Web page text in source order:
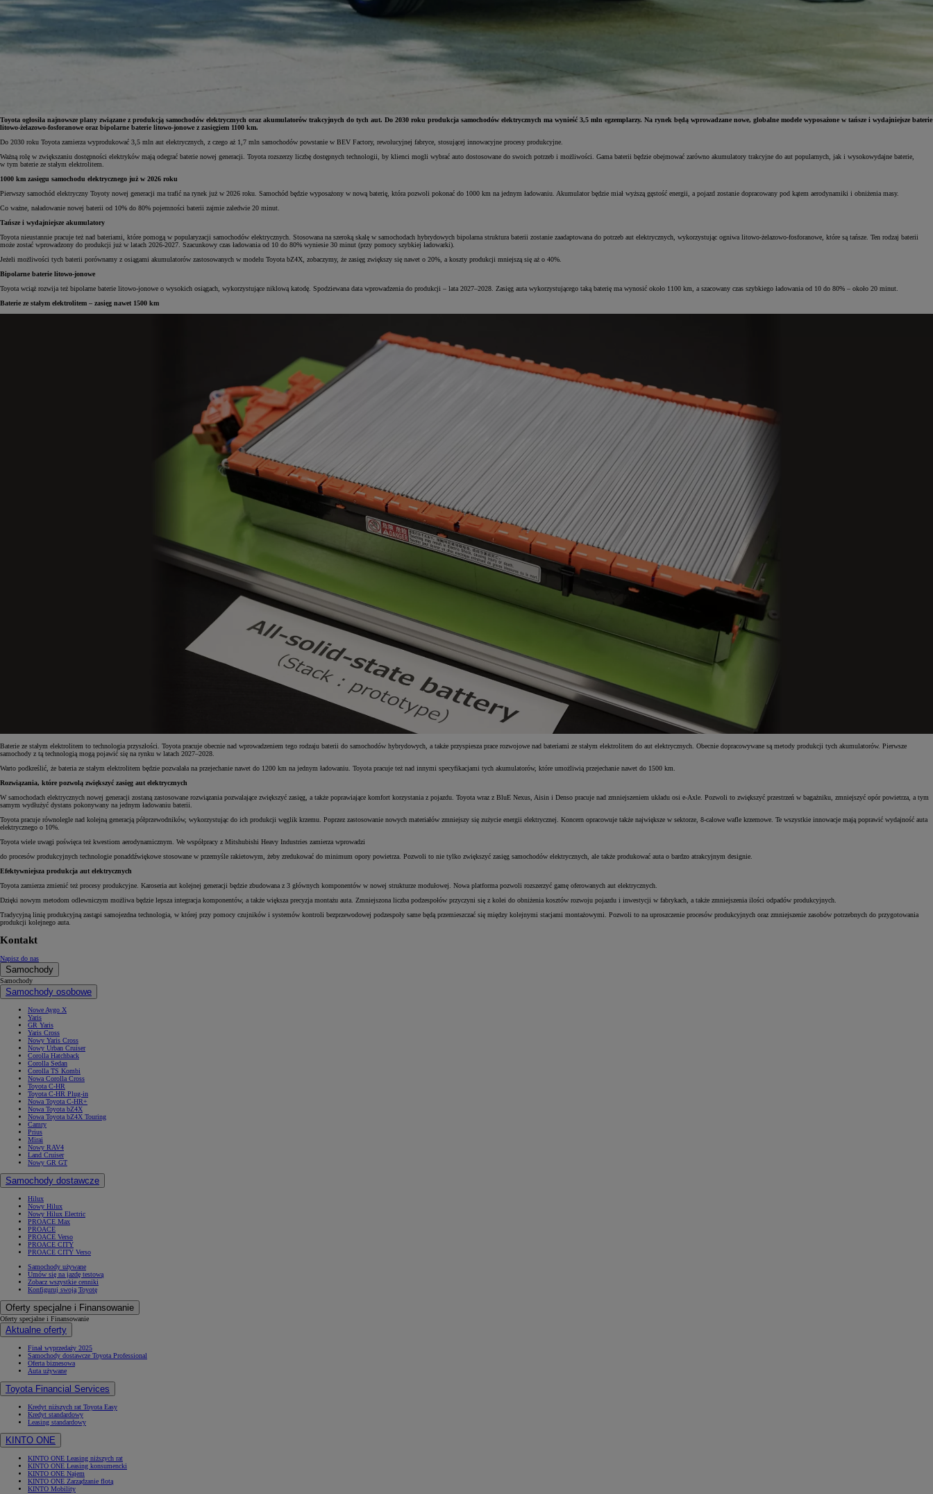
Od81 900 zł
Yaris Cross
HYBRID
Od105 300 zł
Corolla Hatchback
HYBRID
Toyota ogłosiła najnowsze plany związane z produkcją samochodów elektrycznych oraz akumulatorów trakcyjnych do tych aut. Do 2030 roku produkcja samochodów elektrycznych ma wynieść 3,5 mln egzemplarzy. Na rynek będą wprowadzane nowe, globalne modele wyposażone w tańsze i wydajniejsze baterie
litowo-żelazowo-fosforanowe oraz bipolarne baterie litowo-jonowe z zasięgiem 1100 km.
Do 2030 roku Toyota zamierza wyprodukować 3,5 mln aut elektrycznych, z czego aż 1,7 mln samochodów powstanie w BEV Factory, rewolucyjnej fabryce, stosującej innowacyjne procesy produkcyjne.
Ważną rolę w zwiększaniu dostępności elektryków mają odegrać baterie nowej generacji. Toyota rozszerzy liczbę dostępnych technologii, by klienci mogli wybrać auto dostosowane do swoich potrzeb i możliwości. Gama baterii będzie obejmować zarówno akumulatory trakcyjne do aut popularnych, jak i wysokowydajne baterie,
w tym baterie ze stałym elektrolitem.
1000 km zasięgu samochodu elektrycznego już w 2026 roku
Pierwszy samochód elektryczny Toyoty nowej generacji ma trafić na rynek już w 2026 roku. Samochód będzie wyposażony w nową baterię, która pozwoli pokonać do 1000 km na jednym ładowaniu. Akumulator będzie miał wyższą gęstość energii, a pojazd zostanie dopracowany pod kątem aerodynamiki i obniżenia masy.
Co ważne, naładowanie nowej baterii od 10% do 80% pojemności baterii zajmie zaledwie 20 minut.
Tańsze i wydajniejsze akumulatory
Toyota nieustannie pracuje też nad bateriami, które pomogą w popularyzacji samochodów elektrycznych. Stosowana na szeroką skalę w samochodach hybrydowych bipolarna struktura baterii zostanie zaadaptowana do potrzeb aut elektrycznych, wykorzystując ogniwa litowo-żelazowo-fosforanowe, które są tańsze. Ten rodzaj baterii
może zostać wprowadzony do produkcji już w latach 2026-2027. Szacunkowy czas ładowania od 10 do 80% wyniesie 30 minut (przy pomocy szybkiej ładowarki).
Jeżeli możliwości tych baterii porównamy z osiągami akumulatorów zastosowanych w modelu Toyota bZ4X, zobaczymy, że zasięg zwiększy się nawet o 20%, a koszty produkcji mniejszą się aż o 40%.
Bipolarne baterie litowo-jonowe
Toyota wciąż rozwija też bipolarne baterie litowo-jonowe o wysokich osiągach, wykorzystujące niklową katodę. Spodziewana data wprowadzenia do produkcji – lata 2027–2028. Zasięg auta wykorzystującego taką baterię ma wynosić około 1100 km, a szacowany czas szybkiego ładowania od 10 do 80% – około 20 minut.
Baterie ze stałym elektrolitem – zasięg nawet 1500 km
Baterie ze stałym elektrolitem to technologia przyszłości. Toyota pracuje obecnie nad wprowadzeniem tego rodzaju baterii do samochodów hybrydowych, a także przyspiesza prace rozwojowe nad bateriami ze stałym elektrolitem do aut elektrycznych. Obecnie dopracowywane są metody produkcji tych akumulatorów. Pierwsze
samochody z tą technologią mogą pojawić się na rynku w latach 2027–2028.
Warto podkreślić, że bateria ze stałym elektrolitem będzie pozwalała na przejechanie nawet do 1200 km na jednym ładowaniu. Toyota pracuje też nad innymi specyfikacjami tych akumulatorów, które umożliwią przejechanie nawet do 1500 km.
Rozwiązania, które pozwolą zwiększyć zasięg aut elektrycznych
W samochodach elektrycznych nowej generacji zostaną zastosowane rozwiązania pozwalające zwiększyć zasięg, a także poprawiające komfort korzystania z pojazdu. Toyota wraz z BluE Nexus, Aisin i Denso pracuje nad zmniejszeniem układu osi e-Axle. Pozwoli to zwiększyć przestrzeń w bagażniku, zmniejszyć opór powietrza, a tym
samym wydłużyć dystans pokonywany na jednym ładowaniu baterii.
Toyota pracuje równolegle nad kolejną generacją półprzewodników, wykorzystując do ich produkcji węglik krzemu. Poprzez zastosowanie nowych materiałów zmniejszy się zużycie energii elektrycznej. Koncern opracowuje także największe w sektorze, 8-calowe wafle krzemowe. Te wszystkie innowacje mają poprawić wydajność auta
elektrycznego o 10%.
Toyota wiele uwagi poświęca też kwestiom aerodynamicznym. We współpracy z Mitshubishi Heavy Industries zamierza wprowadzi
do procesów produkcyjnych technologie ponaddźwiękowe stosowane w przemyśle rakietowym, żeby zredukować do minimum opory powietrza. Pozwoli to nie tylko zwiększyć zasięg samochodów elektrycznych, ale także produkować auta o bardzo atrakcyjnym designie.
Efektywniejsza produkcja aut elektrycznych
Toyota zamierza zmienić też procesy produkcyjne. Karoseria aut kolejnej generacji będzie zbudowana z 3 głównych komponentów w nowej strukturze modułowej. Nowa platforma pozwoli rozszerzyć gamę oferowanych aut elektrycznych.
Dzięki nowym metodom odlewniczym możliwa będzie lepsza integracja komponentów, a także większa precyzja montażu auta. Zmniejszona liczba podzespołów przyczyni się z kolei do obniżenia kosztów rozwoju pojazdu i inwestycji w fabrykach, a także zmniejszenia ilości odpadów produkcyjnych.
Tradycyjną linię produkcyjną zastąpi samojezdna technologia, w której przy pomocy czujników i systemów kontroli bezprzewodowej podzespoły same będą przemieszczać się między kolejnymi stacjami montażowymi. Pozwoli to na uproszczenie procesów produkcyjnych oraz zmniejszenie zasobów potrzebnych do przygotowania
produkcji kolejnego auta.
Kontakt
Napisz do nas
Samochody
Samochody
Samochody osobowe
Nowe Aygo X
Yaris
GR Yaris
Yaris Cross
Nowy Yaris Cross
Nowy Urban Cruiser
Corolla Hatchback
Corolla Sedan
Corolla TS Kombi
Nowa Corolla Cross
Toyota C-HR
Toyota C-HR Plug-in
Nowa Toyota C-HR+
Nowa Toyota bZ4X
Nowa Toyota bZ4X Touring
Camry
Prius
Mirai
Nowy RAV4
Land Cruiser
Nowy GR GT
Samochody dostawcze
Hilux
Nowy Hilux
Nowy Hilux Electric
PROACE Max
PROACE
PROACE Verso
PROACE CITY
PROACE CITY Verso
Samochody używane
Umów się na jazdę testową
Zobacz wszystkie cenniki
Konfiguruj swoją Toyotę
Oferty specjalne i Finansowanie
Oferty specjalne i Finansowanie
Aktualne oferty
Finał wyprzedaży 2025
Samochody dostawcze Toyota Professional
Oferta biznesowa
Auta używane
Toyota Financial Services
Kredyt niższych rat Toyota Easy
Kredyt standardowy
Leasing standardowy
KINTO ONE
KINTO ONE Leasing niższych rat
KINTO ONE Leasing konsumencki
KINTO ONE Najem
KINTO ONE Zarządzanie flotą
KINTO Mobility